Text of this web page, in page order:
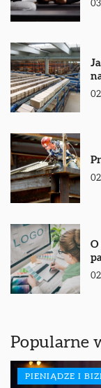
Popularne
PIENIĄDZE I